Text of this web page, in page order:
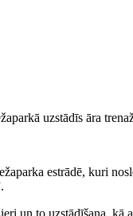
uzstādīs āra
estrādē, kuri
un to uzstādīšana,